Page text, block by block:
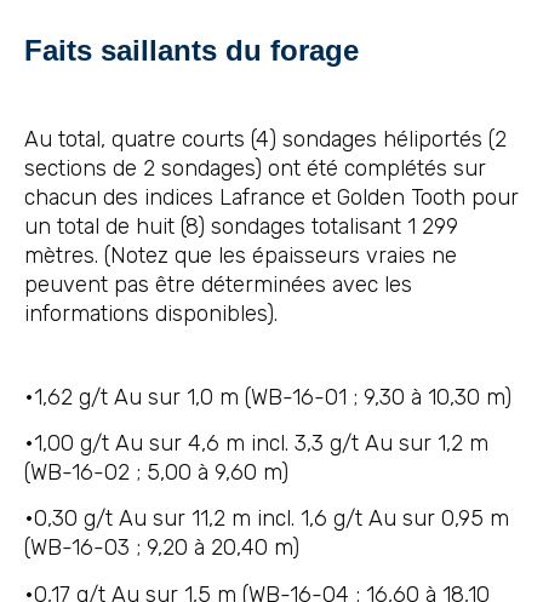
Faits saillants du forage
Au total, quatre courts (4) sondages héliportés (2
sections de 2 sondages) ont été complétés sur
chacun des indices Lafrance et Golden Tooth pour
un total de huit (8) sondages totalisant 1 299
mètres. (Notez que les épaisseurs vraies ne
peuvent pas être déterminées avec les
informations disponibles).
•1,62 g/t Au sur 1,0 m (WB-16-01 ; 9,30 à 10,30 m)
•1,00 g/t Au sur 4,6 m incl. 3,3 g/t Au sur 1,2 m
(WB-16-02 ; 5,00 à 9,60 m)
•0,30 g/t Au sur 11,2 m incl. 1,6 g/t Au sur 0,95 m
(WB-16-03 ; 9,20 à 20,40 m)
•0,17 g/t Au sur 1,5 m (WB-16-04 ; 16,60 à 18,10